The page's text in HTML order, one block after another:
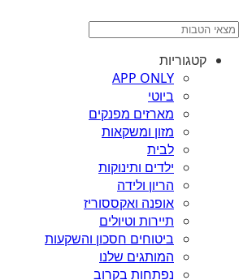
קטגוריות
APP ONLY
ביוטי
מארזים מפנקים
מזון ומשקאות
לבית
ילדים ותינוקות
הריון ולידה
אופנה ואקססוריז
תיירות וטיולים
ביטוחים חסכון והשקעות
המותגים שלנו
נפתחות בקרוב